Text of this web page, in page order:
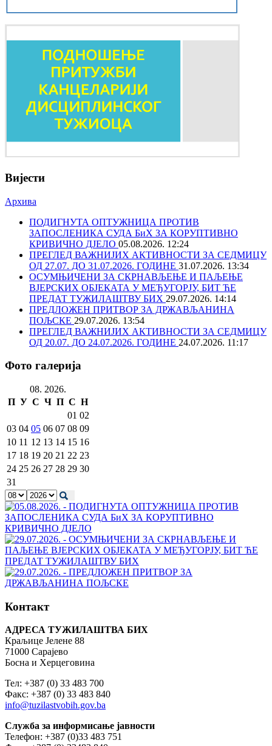
Вијести
Архива
ПОДИГНУТА ОПТУЖНИЦА ПРОТИВ
ЗАПОСЛЕНИКА СУДА БиХ ЗА КОРУПТИВНО
КРИВИЧНО ДЈЕЛО 05.08.2026. 12:24
ПРЕГЛЕД ВАЖНИЈИХ АКТИВНОСТИ ЗА СЕДМИЦУ
ОД 27.07. ДО 31.07.2026. ГОДИНЕ 31.07.2026. 13:34
ОСУМЊИЧЕНИ ЗА СКРНАВЉЕЊЕ И ПАЉЕЊЕ
ВЈЕРСКИХ ОБЈЕКАТА У МЕЂУГОРЈУ, БИТ ЋЕ
ПРЕДАТ ТУЖИЛАШТВУ БИХ 29.07.2026. 14:14
ПРЕДЛОЖЕН ПРИТВОР ЗА ДРЖАВЉАНИНА
ПОЉСКЕ 29.07.2026. 13:54
ПРЕГЛЕД ВАЖНИЈИХ АКТИВНОСТИ ЗА СЕДМИЦУ
ОД 20.07. ДО 24.07.2026. ГОДИНЕ 24.07.2026. 11:17
Фото галерија
08. 2026.
П У С Ч П С Н
01 02
03 04 05 06 07 08 09
10 11 12 13 14 15 16
17 18 19 20 21 22 23
24 25 26 27 28 29 30
31
Контакт
АДРЕСА ТУЖИЛАШТВА БИХ
Краљице Јелене 88
71000 Сарајево
Босна и Херцеговина
Тел: +387 (0) 33 483 700
Факс: +387 (0) 33 483 840
info@tuzilastvobih.gov.ba
Служба за информисање јавности
Телефон: +387 (0)33 483 751